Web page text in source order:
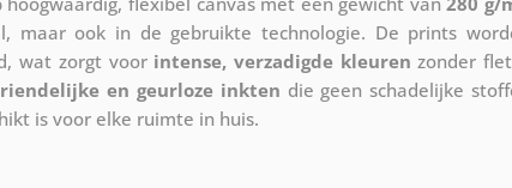
ook in de gebruikte technologie. De prints
wat zorgt voor intense, verzadigde kleuren zonder
en geurloze inkten die geen schadelijke
is voor elke ruimte in huis.